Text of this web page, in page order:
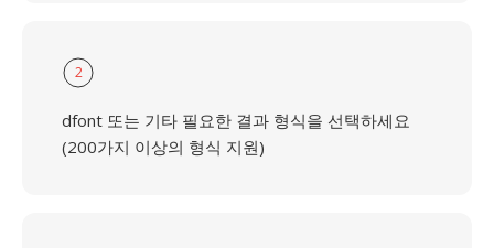
2
dfont 또는 기타 필요한 결과 형식을 선택하세요
(200가지 이상의 형식 지원)